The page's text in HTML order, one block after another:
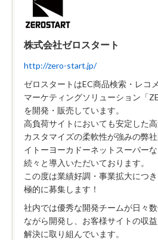
株式会社ゼロスタート
http://zero-start.jp/
ゼロスタートはEC商品検索・レコ
マーケティングソリューション「
を開発・販売しています。
高負荷サイトにおいても安定した高
カスタマイズの柔軟性が強みの弊
イトーヨーカドーネットスーパー
続々と導入いただいております。
この度は業績好調・事業拡大につ
極的に募集します！
社内では優秀な開発チームが日々
ながら開発し、お客様サイトの収
解決に取り組んでいます。